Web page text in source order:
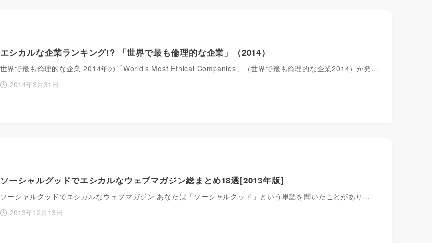
エシカルな企業ランキング!? 「世界で最も倫理的な企業」（2014）
世界で最も倫理的な企業 2014年の「World’s Most Ethical Companies」（世界で最も倫理的な企業2014）が発…
2014年3月31日
ソーシャルグッドでエシカルなウェブマガジン総まとめ18選[2013年版]
ソーシャルグッドでエシカルなウェブマガジン あなたは「ソーシャルグッド」という単語を聞いたことがあり…
2013年12月13日